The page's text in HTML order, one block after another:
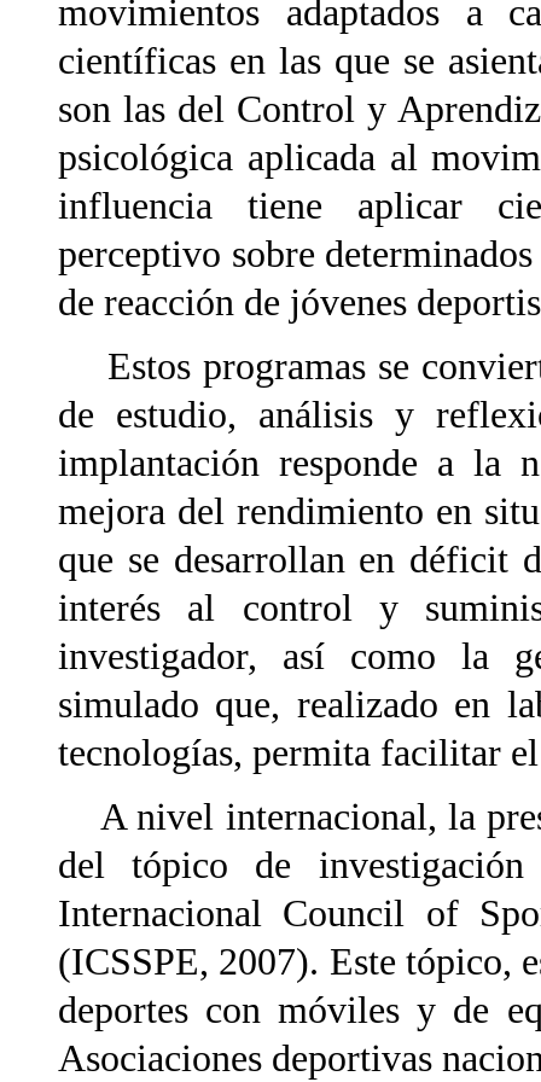
movimientos adaptados a
científicas en las que se
son las del Control y
psicológica aplicada al
influencia tiene aplicar
perceptivo sobre
de reacción de jóvenes
Estos programas se
de estudio, análisis y
implantación responde a la
mejora del rendimiento en
que se desarrollan en déficit
interés al control y
investigador, así como la
simulado que, realizado en
tecnologías, permita facilitar
A nivel internacional, la
del tópico de
Internacional Council of
(ICSSPE, 2007). Este tópico,
deportes con móviles y de
Asociaciones deportivas